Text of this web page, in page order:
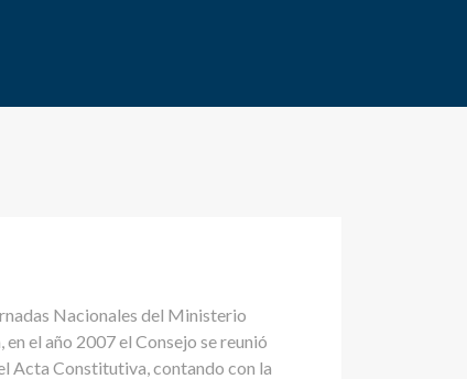
Nacionales del Ministerio
en el año 2007 el Consejo se reunió
Acta Constitutiva, contando con la